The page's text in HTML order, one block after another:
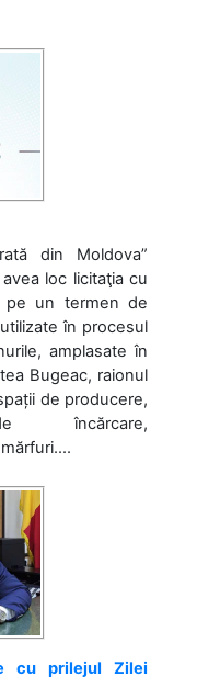
din Moldova”
loc licitaţia cu
pe un termen de
în procesul
amplasate în
Bugeac, raionul
de producere,
încărcare,
cu prilejul Zilei